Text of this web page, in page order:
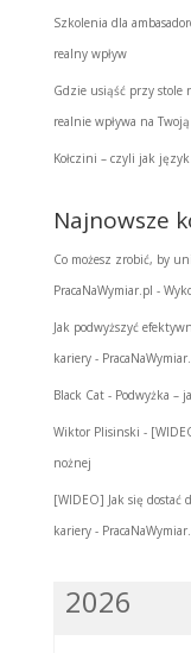
Szkolenia dla
realny wpływ
Gdzie usiąść przy stole
realnie wpływa na
Kołczini – czyli jak
Najnowsze
Co możesz zrobić, by
PracaNaWymiar.pl -
Jak podwyższyć
kariery -
Black Cat- Podwyżka –
Wiktor Plisinski -
nożnej
[WIDEO] Jak się dostać
kariery -
2026